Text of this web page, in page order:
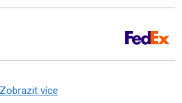
Zobrazit více